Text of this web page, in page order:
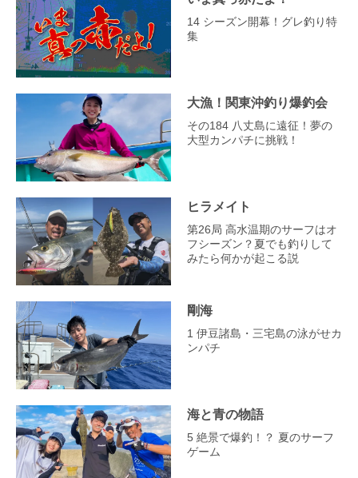
14 シーズン開幕！グレ釣り特
集
大漁！関東沖釣り爆釣会
その184 八丈島に遠征！夢の
大型カンパチに挑戦！
ヒラメイト
第26局 高水温期のサーフはオ
フシーズン？夏でも釣りして
みたら何かが起こる説
剛海
1 伊豆諸島・三宅島の泳がせカ
ンパチ
海と青の物語
5 絶景で爆釣！？ 夏のサーフ
ゲーム